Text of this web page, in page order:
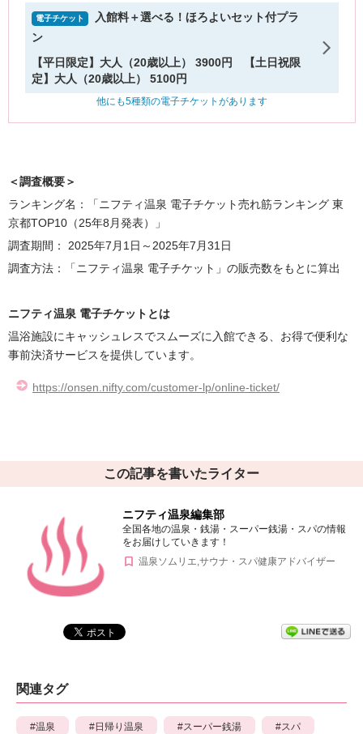
＜調査概要＞
ランキング名：「ニフティ温泉 電子チケット売れ筋ランキング 東
京都TOP10（25年8月発表）」
調査期間： 2025年7月1日～2025年7月31日
調査方法：「ニフティ温泉 電子チケット」の販売数をもとに算出
ニフティ温泉 電子チケットとは
温浴施設にキャッシュレスでスムーズに入館できる、お得で便利な
事前決済サービスを提供しています。
https://onsen.nifty.com/customer-lp/online-ticket/
この記事を書いたライター
ニフティ温泉編集部
全国各地の温泉・銭湯・スーパー銭湯・スパの情報
をお届けしていきます！
温泉ソムリエ,サウナ・スパ健康アドバイザー
関連タグ
温泉 日帰り温泉 スーパー銭湯 スパ